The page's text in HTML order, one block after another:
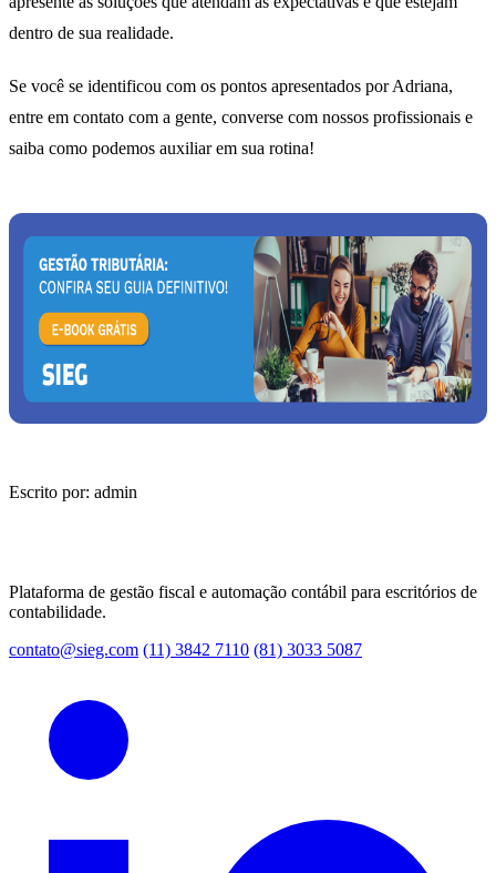
dentro de sua realidade.
Se você se identificou com os pontos apresentados por Adriana,
entre em contato com a gente, converse com nossos profissionais e
saiba como podemos auxiliar em sua rotina!
Escrito por: admin
Plataforma de gestão fiscal e automação contábil para escritórios de
contabilidade.
contato@sieg.com (11) 3842 7110 (81) 3033 5087